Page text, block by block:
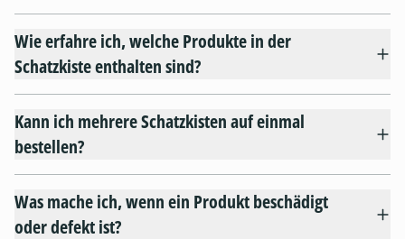
Wie erfahre ich, welche Produkte in der
Schatzkiste enthalten sind?
Kann ich mehrere Schatzkisten auf einmal
bestellen?
Was mache ich, wenn ein Produkt beschädigt
oder defekt ist?